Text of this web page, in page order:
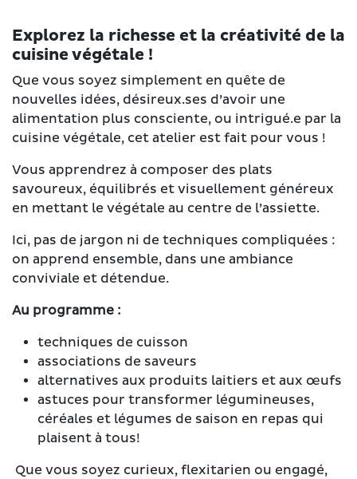
Explorez la richesse et la créativité de la
cuisine végétale !
Que vous soyez simplement en quête de
nouvelles idées, désireux.ses d’avoir une
alimentation plus consciente, ou intrigué.e par la
cuisine végétale, cet atelier est fait pour vous !
Vous apprendrez à composer des plats
savoureux, équilibrés et visuellement généreux
en mettant le végétale au centre de l’assiette.
Ici, pas de jargon ni de techniques compliquées :
on apprend ensemble, dans une ambiance
conviviale et détendue.
Au programme :
techniques de cuisson
associations de saveurs
alternatives aux produits laitiers et aux œufs
astuces pour transformer légumineuses,
céréales et légumes de saison en repas qui
plaisent à tous!
Que vous soyez curieux, flexitarien ou engagé,